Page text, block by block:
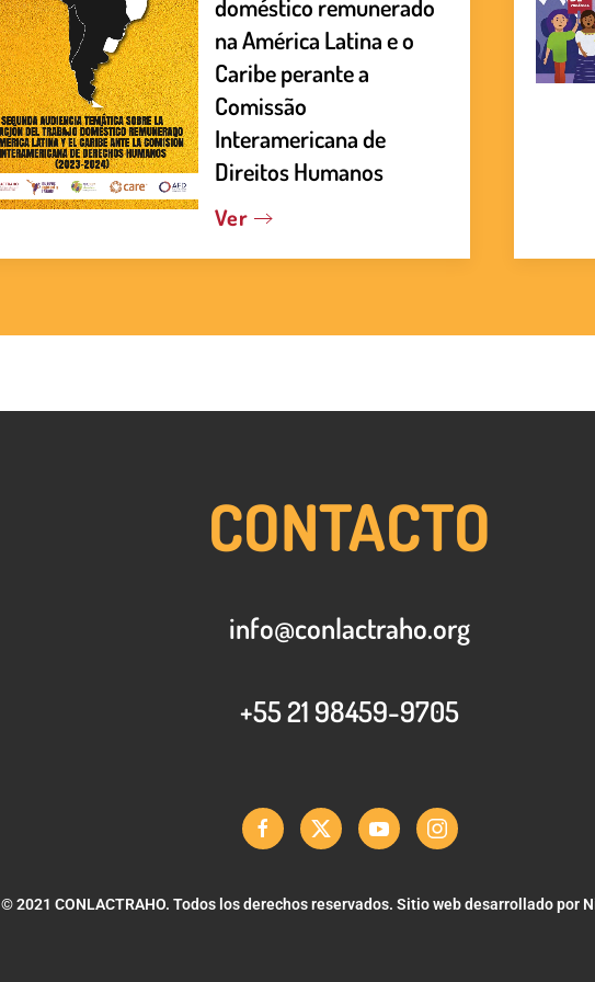
doméstico remunerado
na América Latina e o
Caribe perante a
Comissão
Interamericana de
Direitos Humanos
Ver
CONTACTO
info@conlactraho.org
+55 21 98459-9705
© 2021 CONLACTRAHO. Todos los derechos reservados. Sitio web desarrollado por